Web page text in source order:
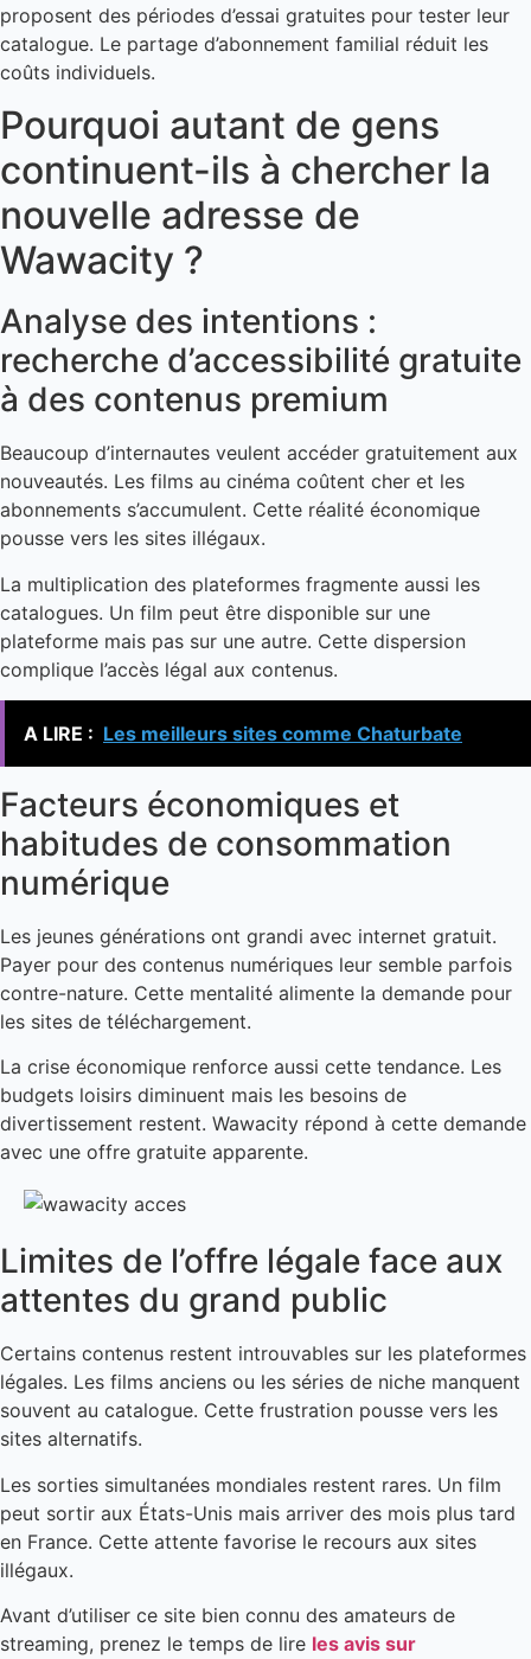
proposent des périodes d’essai gratuites pour tester leur
catalogue. Le partage d’abonnement familial réduit les
coûts individuels.
Pourquoi autant de gens
continuent-ils à chercher la
nouvelle adresse de
Wawacity ?
Analyse des intentions :
recherche d’accessibilité gratuite
à des contenus premium
Beaucoup d’internautes veulent accéder gratuitement aux
nouveautés. Les films au cinéma coûtent cher et les
abonnements s’accumulent. Cette réalité économique
pousse vers les sites illégaux.
La multiplication des plateformes fragmente aussi les
catalogues. Un film peut être disponible sur une
plateforme mais pas sur une autre. Cette dispersion
complique l’accès légal aux contenus.
A LIRE : Les meilleurs sites comme Chaturbate
Facteurs économiques et
habitudes de consommation
numérique
Les jeunes générations ont grandi avec internet gratuit.
Payer pour des contenus numériques leur semble parfois
contre-nature. Cette mentalité alimente la demande pour
les sites de téléchargement.
La crise économique renforce aussi cette tendance. Les
budgets loisirs diminuent mais les besoins de
divertissement restent. Wawacity répond à cette demande
avec une offre gratuite apparente.
Limites de l’offre légale face aux
attentes du grand public
Certains contenus restent introuvables sur les plateformes
légales. Les films anciens ou les séries de niche manquent
souvent au catalogue. Cette frustration pousse vers les
sites alternatifs.
Les sorties simultanées mondiales restent rares. Un film
peut sortir aux États-Unis mais arriver des mois plus tard
en France. Cette attente favorise le recours aux sites
illégaux.
Avant d’utiliser ce site bien connu des amateurs de
streaming, prenez le temps de lire les avis sur